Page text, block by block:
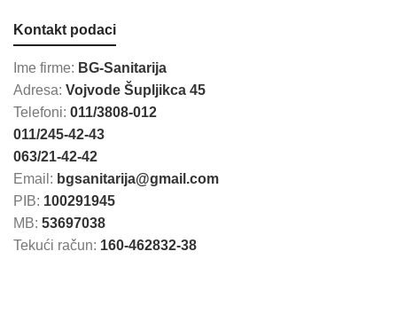
Kontakt podaci
Ime firme: BG-Sanitarija
Adresa: Vojvode Šupljikca 45
Telefoni: 011/3808-012
011/245-42-43
063/21-42-42
Email: bgsanitarija@gmail.com
PIB: 100291945
MB: 53697038
Tekući račun: 160-462832-38